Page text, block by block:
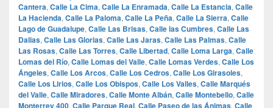
Cantera, Calle La Cima, Calle La Enramada, Calle La Estancia, Calle
La Hacienda, Calle La Paloma, Calle La Peña, Calle La Sierra, Calle
Lago de Guadalupe, Calle Las Brisas, Calle las Cumbres, Calle Las
Dalias, Calle Las Glorias, Calle Las Jaras, Calle Las Palmas, Calle
Las Rosas, Calle Las Torres, Calle Libertad, Calle Loma Larga, Calle
Lomas del Río, Calle Lomas del Valle, Calle Lomas Verdes, Calle Los
Ángeles, Calle Los Arcos, Calle Los Cedros, Calle Los Girasoles,
Calle Los Lirios, Calle Los Obispos, Calle Los Valles, Calle Marqués
del Valle, Calle Miradores, Calle Monte Albán, Calle Montebello, Calle
Monterrey 400, Calle Parque Real, Calle Paseo de las Ánimas, Calle